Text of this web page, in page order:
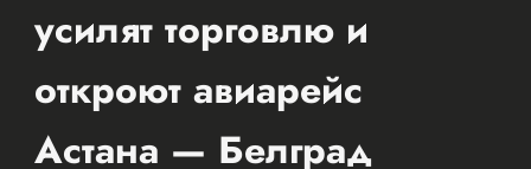
усилят торговлю и
откроют авиарейс
Астана — Белград